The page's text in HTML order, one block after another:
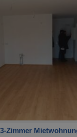
Zimmer